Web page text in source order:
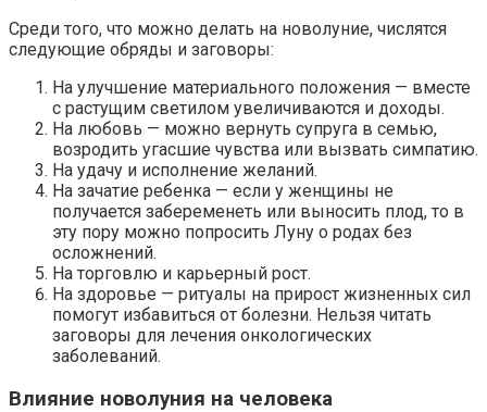
Среди того, что можно делать на новолуние, числятся
следующие обряды и заговоры:
На улучшение материального положения — вместе
с растущим светилом увеличиваются и доходы.
На любовь — можно вернуть супруга в семью,
возродить угасшие чувства или вызвать симпатию.
На удачу и исполнение желаний.
На зачатие ребенка — если у женщины не
получается забеременеть или выносить плод, то в
эту пору можно попросить Луну о родах без
осложнений.
На торговлю и карьерный рост.
На здоровье — ритуалы на прирост жизненных сил
помогут избавиться от болезни. Нельзя читать
заговоры для лечения онкологических
заболеваний.
Влияние новолуния на человека